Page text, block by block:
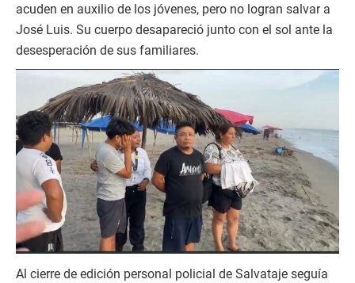
acuden en auxilio de los jóvenes, pero no logran salvar a
José Luis. Su cuerpo desapareció junto con el sol ante la
desesperación de sus familiares.
Al cierre de edición personal policial de Salvataje seguía